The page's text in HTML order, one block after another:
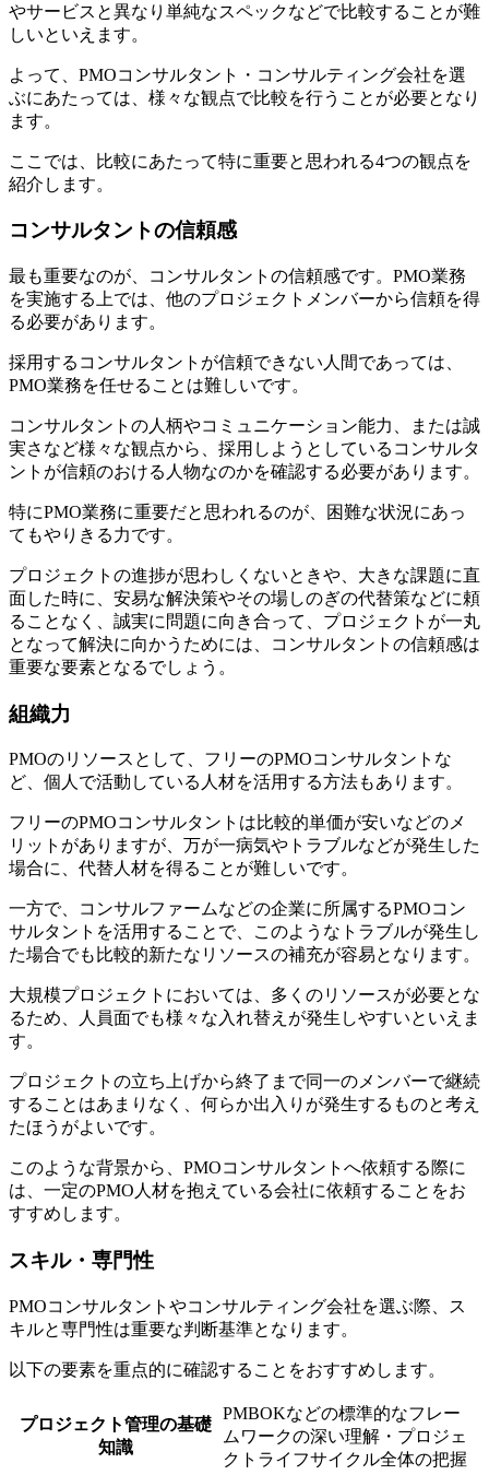
やサービスと異なり単純なスペックなどで比較することが難
しいといえます。
よって、PMOコンサルタント・コンサルティング会社を選
ぶにあたっては、様々な観点で比較を行うことが必要となり
ます。
ここでは、比較にあたって特に重要と思われる4つの観点を
紹介します。
コンサルタントの信頼感
最も重要なのが、コンサルタントの信頼感です。PMO業務
を実施する上では、他のプロジェクトメンバーから信頼を得
る必要があります。
採用するコンサルタントが信頼できない人間であっては、
PMO業務を任せることは難しいです。
コンサルタントの人柄やコミュニケーション能力、または誠
実さなど様々な観点から、採用しようとしているコンサルタ
ントが信頼のおける人物なのかを確認する必要があります。
特にPMO業務に重要だと思われるのが、困難な状況にあっ
てもやりきる力です。
プロジェクトの進捗が思わしくないときや、大きな課題に直
面した時に、安易な解決策やその場しのぎの代替策などに頼
ることなく、誠実に問題に向き合って、プロジェクトが一丸
となって解決に向かうためには、コンサルタントの信頼感は
重要な要素となるでしょう。
組織力
PMOのリソースとして、フリーのPMOコンサルタントな
ど、個人で活動している人材を活用する方法もあります。
フリーのPMOコンサルタントは比較的単価が安いなどのメ
リットがありますが、万が一病気やトラブルなどが発生した
場合に、代替人材を得ることが難しいです。
一方で、コンサルファームなどの企業に所属するPMOコン
サルタントを活用することで、このようなトラブルが発生し
た場合でも比較的新たなリソースの補充が容易となります。
大規模プロジェクトにおいては、多くのリソースが必要とな
るため、人員面でも様々な入れ替えが発生しやすいといえま
す。
プロジェクトの立ち上げから終了まで同一のメンバーで継続
することはあまりなく、何らか出入りが発生するものと考え
たほうがよいです。
このような背景から、 PMOコンサルタントへ依頼する際に
は、一定のPMO人材を抱えている会社に依頼する ことをお
すすめします。
スキル・専門性
PMOコンサルタントやコンサルティング会社を選ぶ際、ス
キルと専門性は重要な判断基準となります。
以下の要素を重点的に確認することをおすすめします。
プロジェクト管理の基礎
知識
PMBOKなどの標準的なフレー
ムワークの深い理解・プロジェ
クトライフサイクル全体の把握